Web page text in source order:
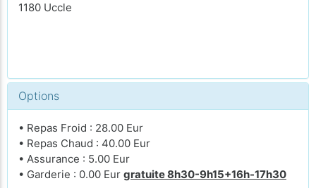
1180 Uccle
Options
• Repas Froid : 28.00 Eur
• Repas Chaud : 40.00 Eur
• Assurance : 5.00 Eur
• Garderie : 0.00 Eur gratuite 8h30-9h15+16h-17h30